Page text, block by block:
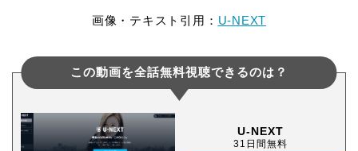
画像・テキスト引用： U-NEXT
この動画を全話無料視聴できるのは？
U-NEXT
31日間無料